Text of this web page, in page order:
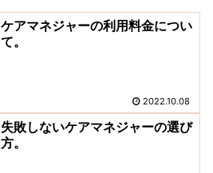
ケアマネジャーの利用料金につい
て。
2022.10.08
失敗しないケアマネジャーの選び
方。